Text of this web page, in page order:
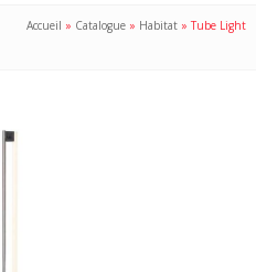
Accueil » Catalogue » Habitat »Tube Light